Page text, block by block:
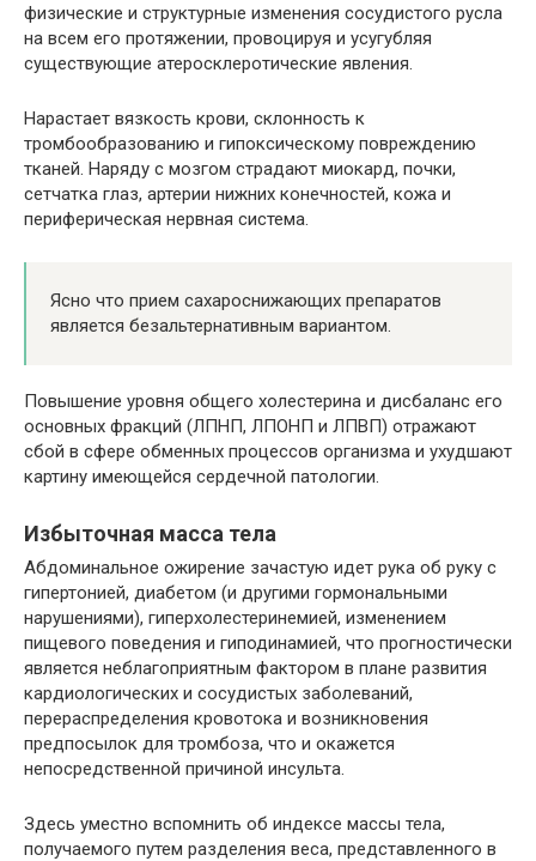
физические и структурные изменения сосудистого русла
на всем его протяжении, провоцируя и усугубляя
существующие атеросклеротические явления.
Нарастает вязкость крови, склонность к
тромбообразованию и гипоксическому повреждению
тканей. Наряду с мозгом страдают миокард, почки,
сетчатка глаз, артерии нижних конечностей, кожа и
периферическая нервная система.
Ясно что прием сахароснижающих препаратов
является безальтернативным вариантом.
Повышение уровня общего холестерина и дисбаланс его
основных фракций (ЛПНП, ЛПОНП и ЛПВП) отражают
сбой в сфере обменных процессов организма и ухудшают
картину имеющейся сердечной патологии.
Избыточная масса тела
Абдоминальное ожирение зачастую идет рука об руку с
гипертонией, диабетом (и другими гормональными
нарушениями), гиперхолестеринемией, изменением
пищевого поведения и гиподинамией, что прогностически
является неблагоприятным фактором в плане развития
кардиологических и сосудистых заболеваний,
перераспределения кровотока и возникновения
предпосылок для тромбоза, что и окажется
непосредственной причиной инсульта.
Здесь уместно вспомнить об индексе массы тела,
получаемого путем разделения веса, представленного в